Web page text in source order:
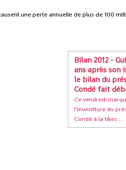
une perte annuelle de plus de 100
Bilan 2012 -
ans après son
le bilan du
Condé fait
Ce vendredi
l'investiture du
Condé à la t&ec...